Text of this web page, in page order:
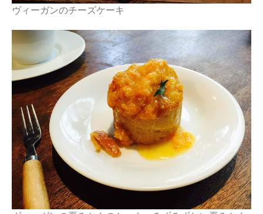
ヴィーガンのチーズケーキ